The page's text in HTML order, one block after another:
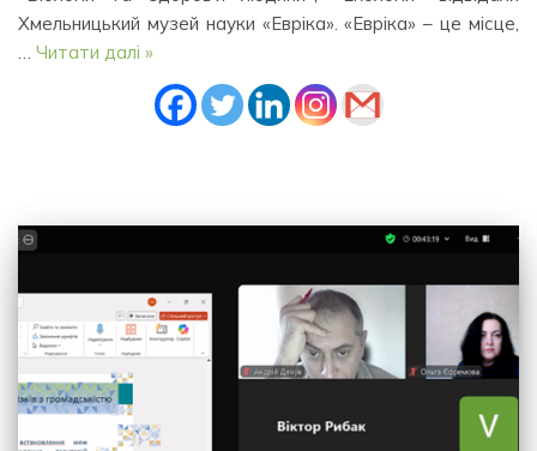
Хмельницький музей науки «Евріка». «Евріка» – це місце,
… Читати далі »